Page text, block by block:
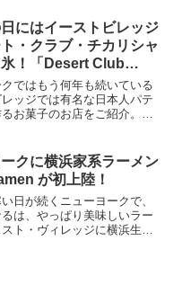
にはイーストビレッジ
・クラブ・チカリシャ
！「Desert Club
」
ではもう何年も続いている
ッジでは有名な日本人パテ
るお菓子のお店をご紹介。ゆ
としてある「Desert Club ...
クに横浜家系ラーメン
が初上陸！
日が続くニューヨークで、
は、やっぱり美味しいラー
ト・ヴィレッジに横浜生ま